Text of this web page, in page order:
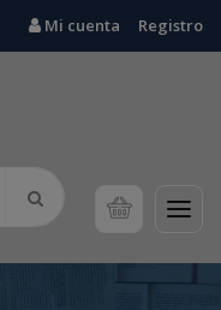
Mi cuenta Registro